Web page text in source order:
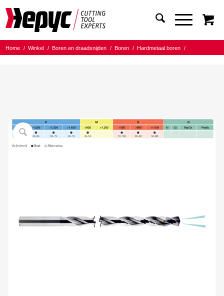
Home / Winkel / Boren en draadsnijden / Boren / Hardmetaal boren
/